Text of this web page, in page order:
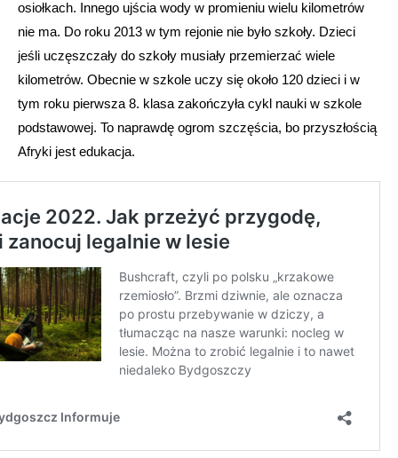
osiołkach. Innego ujścia wody w promieniu wielu kilometrów
nie ma. Do roku 2013 w tym rejonie nie było szkoły. Dzieci
jeśli uczęszczały do szkoły musiały przemierzać wiele
kilometrów. Obecnie w szkole uczy się około 120 dzieci i w
tym roku pierwsza 8. klasa zakończyła cykl nauki w szkole
podstawowej. To naprawdę ogrom szczęścia, bo przyszłością
Afryki jest edukacja.